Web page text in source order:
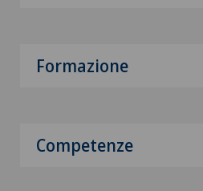
Formazione
Competenze